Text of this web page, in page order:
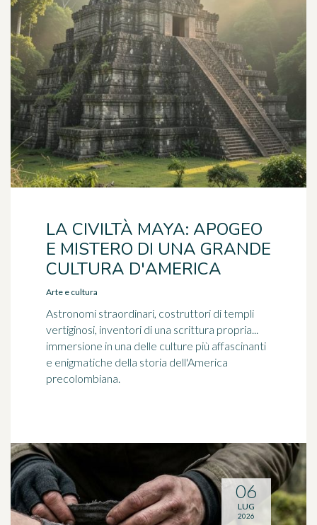
LA CIVILTÀ MAYA: APOGEO
E MISTERO DI UNA GRANDE
CULTURA D'AMERICA
Arte e cultura
Astronomi straordinari, costruttori di templi
vertiginosi, inventori di una scrittura propria...
immersione in una delle culture più affascinanti
e enigmatiche della storia dell'America
precolombiana.
06
LUG
2026